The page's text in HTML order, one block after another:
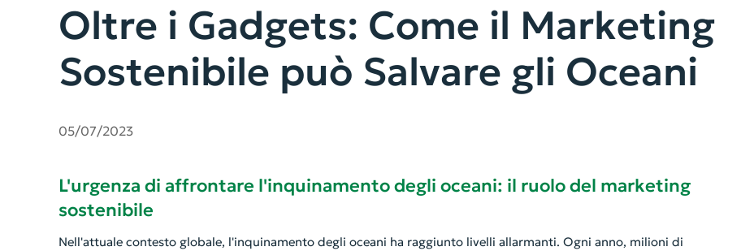
Oltre i Gadgets: Come il Marketing
Sostenibile può Salvare gli Oceani
05/07/2023
L'urgenza di affrontare l'inquinamento degli oceani: il ruolo del marketing
sostenibile
Nell'attuale contesto globale, l'inquinamento degli oceani ha raggiunto livelli allarmanti. Ogni anno, milioni di